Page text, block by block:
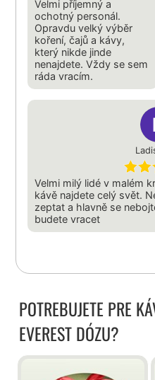
Velmi příjemný a
ochotný personál.
Opravdu velký výběr
koření, čajů a kávy,
který nikde jinde
nenajdete. Vždy se sem
ráda vracím.
Velmi milý lidé v malém
kávě najdete celý svět.
zeptat a hlavně se
budete vracet
POTREBUJETE PRE
EVEREST DÓZU?